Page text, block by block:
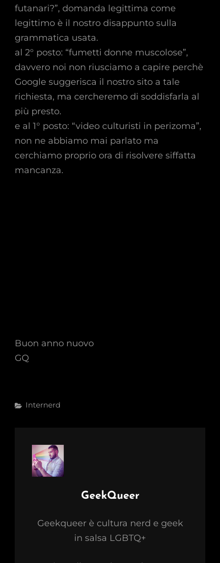
futanari?”, domanda legittima come
legittimo è il nostro disappunto sulla
grammatica usata.
al 2° posto: “fumetti donne muscolose”,
davvero noi non riusciamo a capire perchè
Google suggerisca il nostro sito a tale
richiesta, ma cercheremo di soddisfarla al
più presto.
e al 1° posto: “video culturisti in perizoma”,
non ne abbiamo mai parlato ma
cerchiamo proprio ora di risolvere siffatta
mancanza.
Buon anno nuovo
GQ
Categories
Internerd
Author:
GeekQueer
Geekqueer è cultura nerd e geek
in salsa LGBTQ+